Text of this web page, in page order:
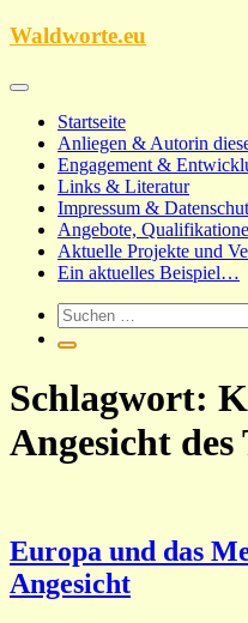
Zum
Waldworte.eu
Startseite
Anliegen & Autorin
Engagement &
Links & Literatur
Impressum &
Angebote,
Aktuelle Projekte und
Ein aktuelles Beispiel…
Schlagwort:
Angesicht des
Europa und das
Angesicht